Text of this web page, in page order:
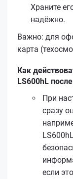
Храните
надёжно.
Важно: для
карта
Как
LS600hL
При
сразу
если